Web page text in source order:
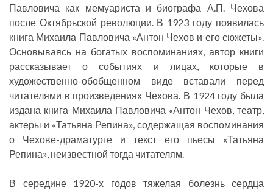
Павловича как мемуариста и биографа А.П. Чехова
после Октябрьской революции. В 1923 году появилась
книга Михаила Павловича «Антон Чехов и его сюжеты».
Основываясь на богатых воспоминаниях, автор книги
рассказывает о событиях и лицах, которые в
художественно-обобщенном виде вставали перед
читателями в произведениях Чехова. В 1924 году была
издана книга Михаила Павловича «Антон Чехов, театр,
актеры и «Татьяна Репина», содержащая воспоминания
о Чехове-драматурге и текст его пьесы «Татьяна
Репина», неизвестной тогда читателям.
В середине 1920-х годов тяжелая болезнь сердца